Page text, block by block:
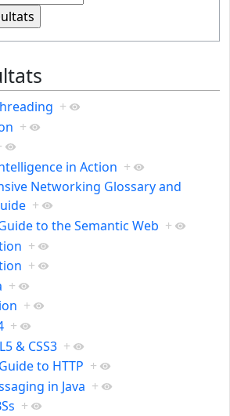
+
+
in Action +
Networking Glossary and
+
to the Semantic Web +
+
+
+
+
+
& CSS3 +
to HTTP +
in Java +
+